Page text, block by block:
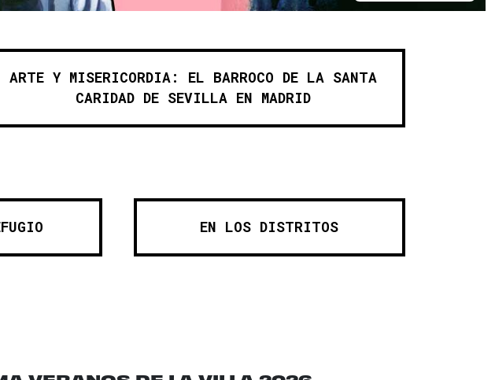
ARTE Y MISERICORDIA: EL BARROCO DE LA SANTA
CARIDAD DE SEVILLA EN MADRID
EN LOS DISTRITOS